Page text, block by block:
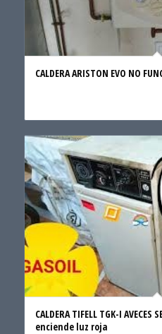
CALDERA ARISTON EVO NO
CALDERA TIFELL TGK-I
enciende luz roja